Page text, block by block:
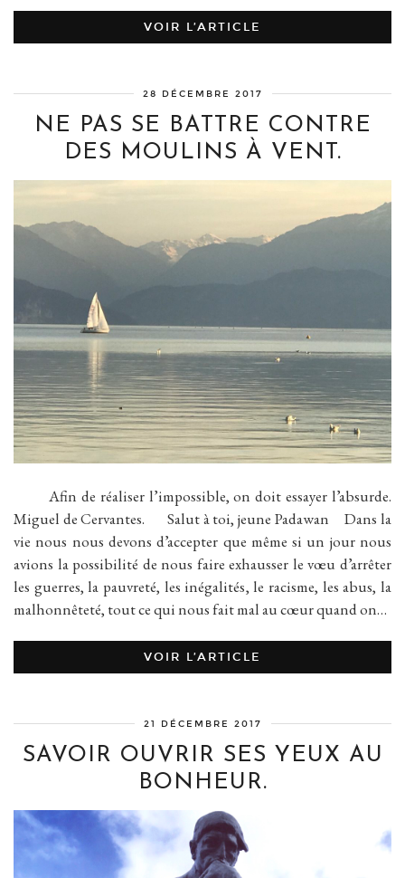
VOIR L’ARTICLE
28 DÉCEMBRE 2017
NE PAS SE BATTRE CONTRE
DES MOULINS À VENT.
Afin de réaliser l’impossible, on doit essayer l’absurde.
Miguel de Cervantes. Salut à toi, jeune Padawan Dans la
vie nous nous devons d’accepter que même si un jour nous
avions la possibilité de nous faire exhausser le vœu d’arrêter
les guerres, la pauvreté, les inégalités, le racisme, les abus, la
malhonnêteté, tout ce qui nous fait mal au cœur quand on…
VOIR L’ARTICLE
21 DÉCEMBRE 2017
SAVOIR OUVRIR SES YEUX AU
BONHEUR.